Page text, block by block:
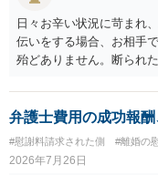
日々お辛い状況に苛まれ
伝いをする場合、お相手
殆どありません。断られ
高いためです。 実務的に
を進める選択を採らざる
弁護士費用の成功報
#慰謝料請求された側 #離婚の
2026年7月26日